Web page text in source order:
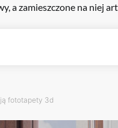
a zamieszczone na niej
fototapety 3d